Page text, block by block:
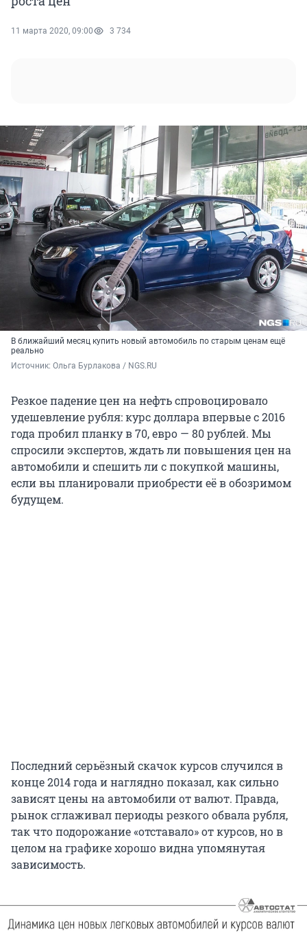
11 марта 2020, 09:00 3 734
В ближайший месяц купить новый автомобиль по старым ценам ещё
реально
Источник: Ольга Бурлакова / NGS.RU
Резкое падение цен на нефть спровоцировало
удешевление рубля: курс доллара впервые с 2016
года пробил планку в 70, евро — 80 рублей. Мы
спросили экспертов, ждать ли повышения цен на
автомобили и спешить ли с покупкой машины,
если вы планировали приобрести её в обозримом
будущем.
Последний серьёзный скачок курсов случился в
конце 2014 года и наглядно показал, как сильно
зависят цены на автомобили от валют. Правда,
рынок сглаживал периоды резкого обвала рубля,
так что подорожание «отставало» от курсов, но в
целом на графике хорошо видна упомянутая
зависимость.